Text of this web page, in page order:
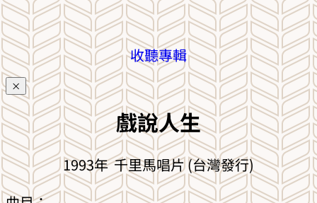
收聽專輯
×
戲說人生
1993年 千里馬唱片 (台灣發行)